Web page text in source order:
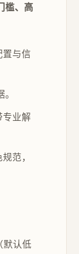
槛、高
与信
业解
范，
默认低